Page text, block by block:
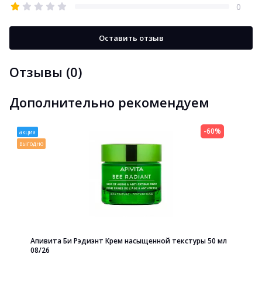
Отзывы (0)
0
Оставить отзыв
Дополнительно рекомендуем
акция
выгодно
Апивита Би Рэдиэнт Крем насыщенной текстуры 50 мл
08/26
-60%